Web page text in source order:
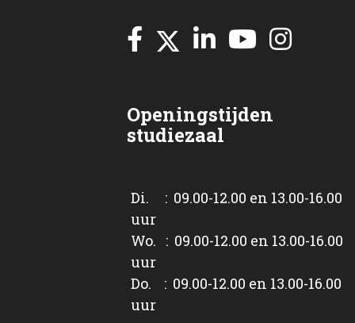
Openingstijden
studiezaal
Di. : 09.00-12.00 en 13.00-16.00
uur
Wo. : 09.00-12.00 en 13.00-16.00
uur
Do. : 09.00-12.00 en 13.00-16.00
uur